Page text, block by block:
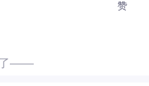
赞
——